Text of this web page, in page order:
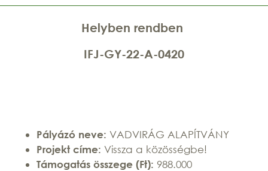
Helyben rendben
IFJ-GY-22-A-0420
Pályázó neve: VADVIRÁG ALAPÍTVÁNY
Projekt címe: Vissza a közösségbe!
Támogatás összege (Ft): 988.000